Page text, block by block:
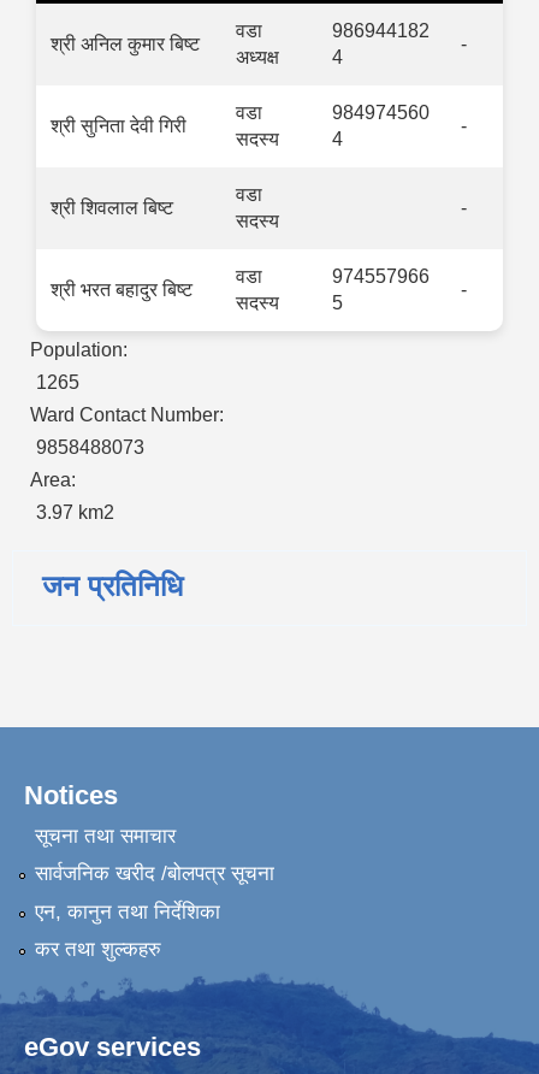
श्री अनिल कुमार बिष्ट
वडा
अध्यक्ष
986944182
4
-
श्री सुनिता देवी गिरी
वडा
सदस्य
984974560
4
-
श्री शिवलाल बिष्ट
वडा
सदस्य
-
श्री भरत बहादुर बिष्ट
वडा
सदस्य
974557966
5
-
Population:
1265
Ward Contact Number:
9858488073
Area:
3.97 km2
जन प्रतिनिधि
Notices
सूचना तथा समाचार
सार्वजनिक खरीद /बोलपत्र सूचना
एन, कानुन तथा निर्देशिका
कर तथा शुल्कहरु
eGov services